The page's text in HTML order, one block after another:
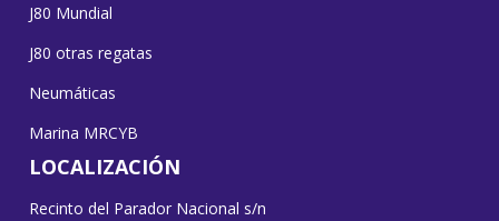
J80 Mundial
J80 otras regatas
Neumáticas
Marina MRCYB
LOCALIZACIÓN
Recinto del Parador Nacional s/n